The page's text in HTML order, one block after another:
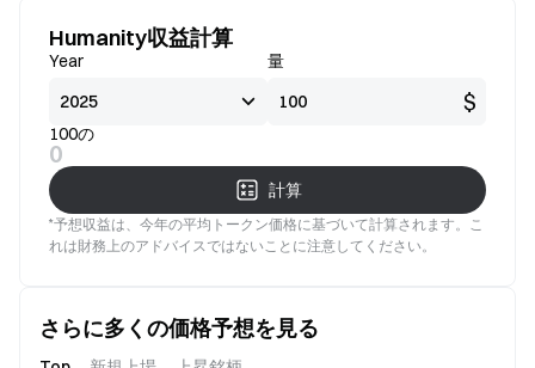
Humanity収益計算
Year 量
$
100の
0
計算
*予想収益は、今年の平均トークン価格に基づいて計算されます。こ
れは財務上のアドバイスではないことに注意してください。
さらに多くの価格予想を見る